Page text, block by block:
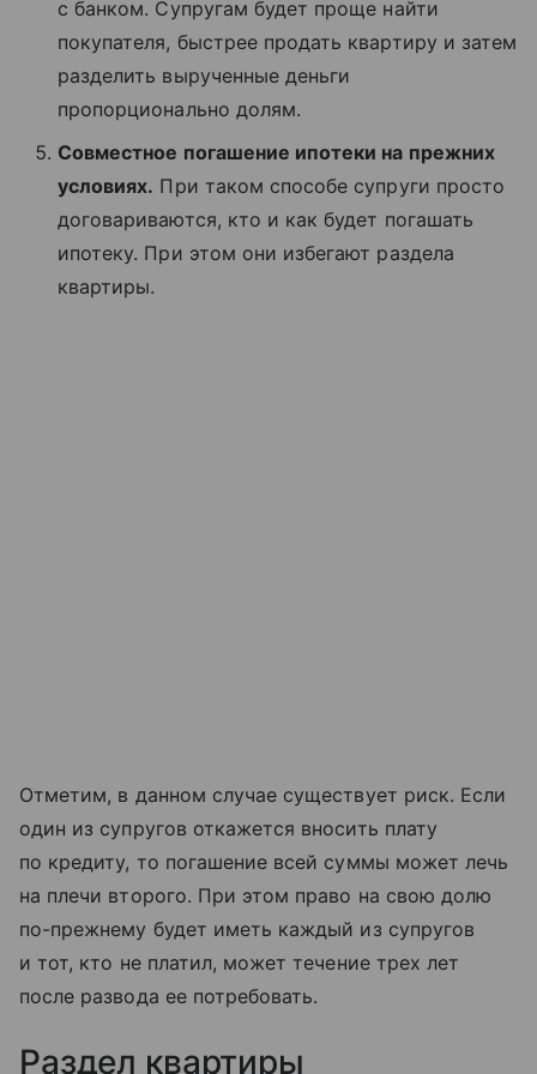
с банком. Супругам будет проще найти
покупателя, быстрее продать квартиру и затем
разделить вырученные деньги
пропорционально долям.
Совместное погашение ипотеки на прежних
условиях. При таком способе супруги просто
договариваются, кто и как будет погашать
ипотеку. При этом они избегают раздела
квартиры.
Отметим, в данном случае существует риск. Если
один из супругов откажется вносить плату
по кредиту, то погашение всей суммы может лечь
на плечи второго. При этом право на свою долю
по-прежнему будет иметь каждый из супругов
и тот, кто не платил, может течение трех лет
после развода ее потребовать.
Раздел квартиры